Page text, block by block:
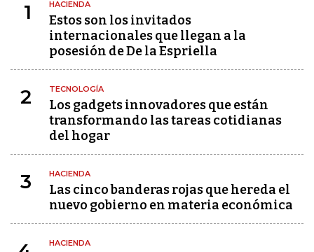
1 HACIENDA
Estos son los invitados
internacionales que llegan a la
posesión de De la Espriella
2 TECNOLOGÍA
Los gadgets innovadores que están
transformando las tareas cotidianas
del hogar
3 HACIENDA
Las cinco banderas rojas que hereda el
nuevo gobierno en materia económica
HACIENDA